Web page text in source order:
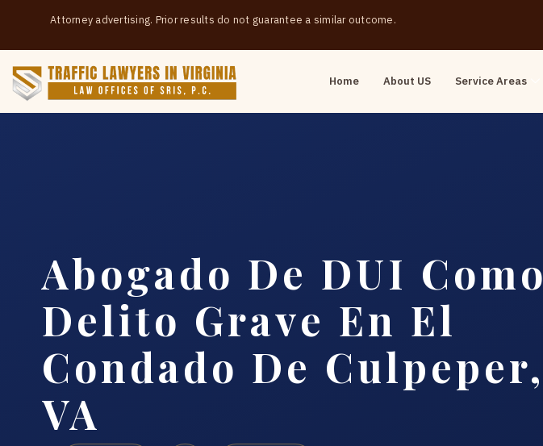
Attorney advertising. Prior results do not guarantee a similar outcome.
Home About US Service Areas
Abogado De DUI Como
Delito Grave En El
Condado De Culpeper,
VA